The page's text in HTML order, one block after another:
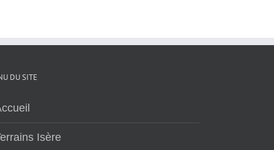
DU SITE
Isère